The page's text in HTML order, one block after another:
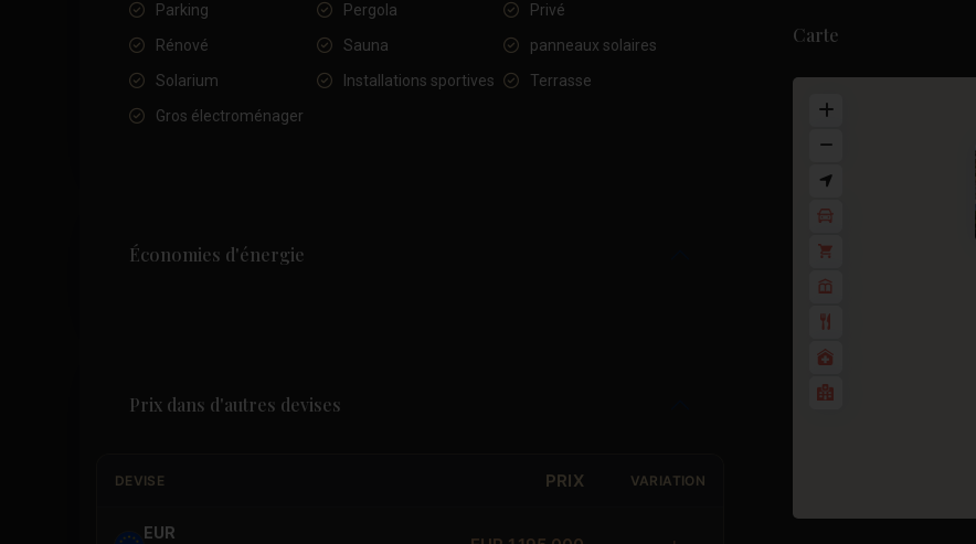
Parking
Pergola
Privé
Rénové
Sauna
panneaux solaires
Solarium
Installations sportives
Terrasse
Gros électroménager
Économies d'énergie
Prix dans d'autres devises
DEVISE PRIX VARIATION
EUR
Carte